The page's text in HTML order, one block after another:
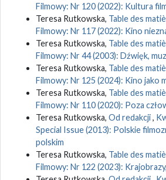
Filmowy: Nr 120 (2022): Kultura
Teresa Rutkowska, Table des
Filmowy: Nr 117 (2022): Kino
Teresa Rutkowska, Table des
Filmowy: Nr 44 (2003): Dźwięk,
Teresa Rutkowska, Table des
Filmowy: Nr 125 (2024): Kino jako
Teresa Rutkowska, Table des
Filmowy: Nr 110 (2020): Poza
Teresa Rutkowska, Od redakcji,
Special Issue (2013): Polskie
polskim
Teresa Rutkowska, Table des
Filmowy: Nr 122 (2023):